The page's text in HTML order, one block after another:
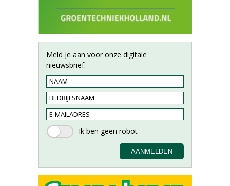
Meld je aan voor onze digitale
nieuwsbrief.